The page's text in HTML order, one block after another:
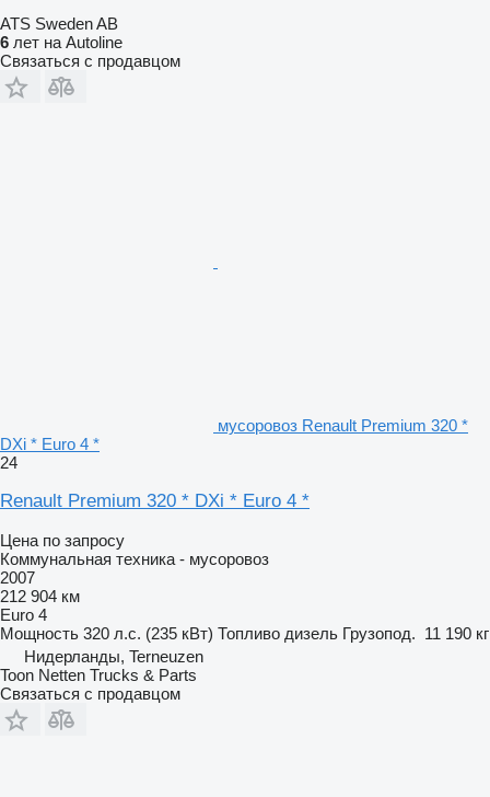
ATS Sweden AB
6 лет на Autoline
Связаться с продавцом
мусоровоз Renault Premium 320 *
DXi * Euro 4 *
24
Renault Premium 320 * DXi * Euro 4 *
Цена по запросу
Коммунальная техника - мусоровоз
2007
212 904 км
Euro 4
Мощность 320 л.с. (235 кВт) Топливо дизель Грузопод. 11 190 кг
Нидерланды, Terneuzen
Toon Netten Trucks & Parts
Связаться с продавцом